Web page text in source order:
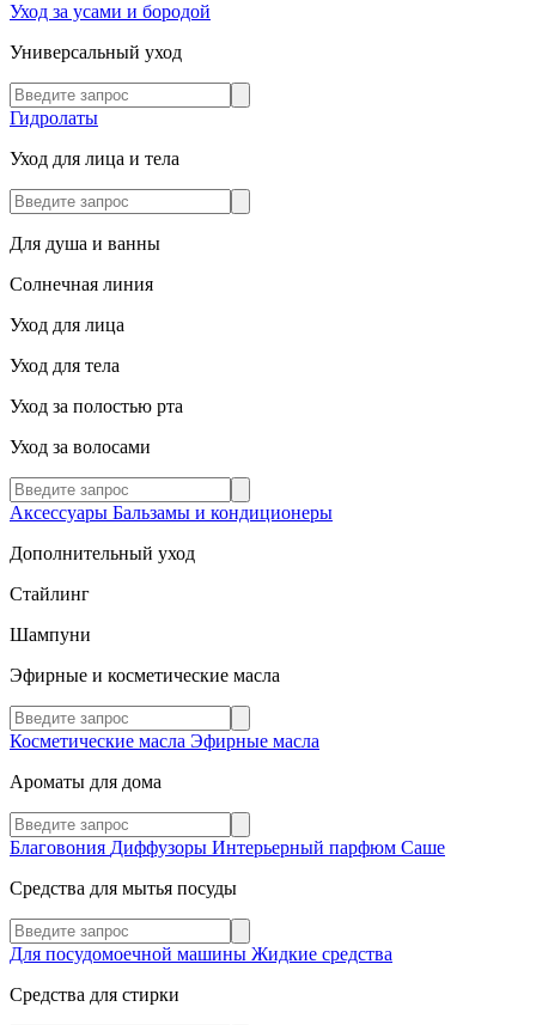
Уход за усами и бородой
Универсальный уход
Гидролаты
Уход для лица и тела
Для душа и ванны
Солнечная линия
Уход для лица
Уход для тела
Уход за полостью рта
Уход за волосами
Аксессуары Бальзамы и кондиционеры
Дополнительный уход
Стайлинг
Шампуни
Эфирные и косметические масла
Косметические масла Эфирные масла
Ароматы для дома
Благовония Диффузоры Интерьерный парфюм Саше
Средства для мытья посуды
Для посудомоечной машины Жидкие средства
Средства для стирки